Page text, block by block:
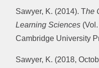
Sawyer, K. (2014). The
Learning Sciences
Cambridge University
Sawyer, K. (2018,